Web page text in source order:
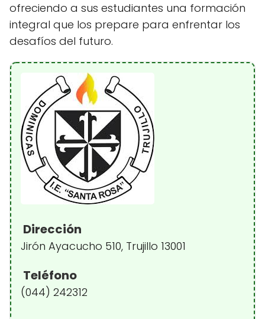
ofreciendo a sus estudiantes una formación
integral que los prepare para enfrentar los
desafíos del futuro.
Dirección
Jirón Ayacucho 510, Trujillo 13001
Teléfono
(044) 242312